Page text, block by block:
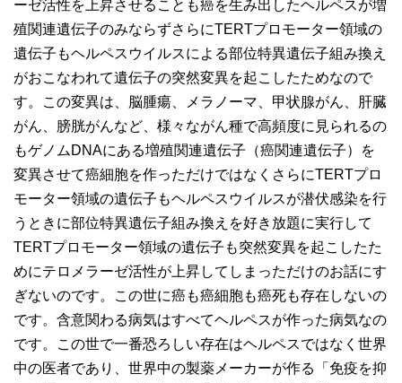
ーゼ活性を上昇させることも癌を生み出したヘルペスが増
殖関連遺伝子のみならずさらにTERTプロモーター領域の
遺伝子もヘルペスウイルスによる部位特異遺伝子組み換え
がおこなわれて遺伝子の突然変異を起こしたためなので
す。この変異は、脳腫瘍、メラノーマ、甲状腺がん、肝臓
がん、膀胱がんなど、様々ながん種で高頻度に見られるの
もゲノムDNAにある増殖関連遺伝子（癌関連遺伝子）を
変異させて癌細胞を作っただけではなくさらにTERTプロ
モーター領域の遺伝子もヘルペスウイルスが潜伏感染を行
うときに部位特異遺伝子組み換えを好き放題に実行して
TERTプロモーター領域の遺伝子も突然変異を起こしたた
めにテロメラーゼ活性が上昇してしまっただけのお話にす
ぎないのです。この世に癌も癌細胞も 癌死も存在しないの
です。含意関わる病気はすべてヘルペスが作った病気なの
です。この世で一番恐ろしい存在はヘルペスではなく世界
中の医者であり、世界中の製薬メーカーが作る「免疫を抑